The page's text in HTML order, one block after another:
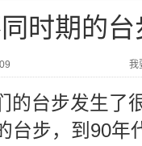
时期的
我
的台步发生了
台步，到90年